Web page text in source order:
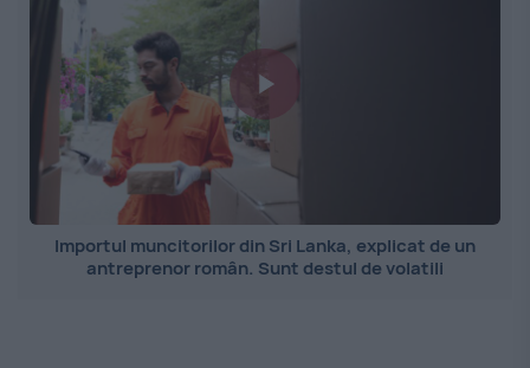
Importul muncitorilor din Sri Lanka, explicat de un
antreprenor român. Sunt destul de volatili